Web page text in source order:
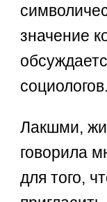
значение
социологов.
Лакшми,
говорила
для того,